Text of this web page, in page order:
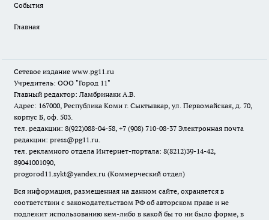
События
Главная
Сетевое издание www.pg11.ru
Учредитель: ООО "Город 11"
Главный редактор: Ламбринаки А.В.
Адрес: 167000, Республика Коми г. Сыктывкар, ул. Первомайская, д. 70,
корпус Б, оф. 503.
тел. редакции: 8(922)088-04-58, +7 (908) 710-08-37 Электронная почта
редакции: press@pg11.ru.
тел. рекламного отдела Интернет-портала: 8(8212)39-14-42,
89041001090,
progorod11.sykt@yandex.ru (Коммерческий отдел)
Вся информация, размещенная на данном сайте, охраняется в
соответствии с законодательством РФ об авторском праве и не
подлежит использованию кем-либо в какой бы то ни было форме, в